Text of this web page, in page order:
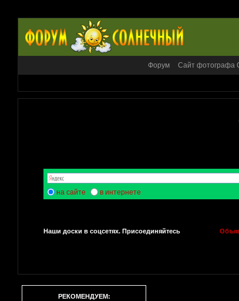
Форум Сайт фотографа
на сайте в интернете
Наши доски в соцсетях. Присоединяйтесь
РЕКОМЕНДУЕМ: